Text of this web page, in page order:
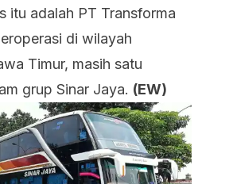
itu adalah PT Transforma
di wilayah
Timur, masih satu
grup Sinar Jaya. (EW)